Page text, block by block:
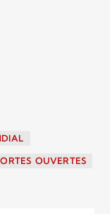
OUVERTES